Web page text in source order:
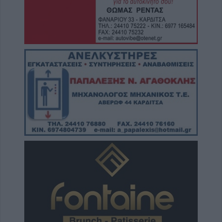
Δημόσιες Σ.Α.Ε.Κ.: 860 τμήματα και 95
ειδικότητες για το 2026-2027
Την Παρασκευή (7/8) η δεύτερη καταβολή
του βοηθήματος του ΛΑΕ-ΟΠΕΚΑ
6 Αυγούστου 2026, 16:31
Νεκρός 75χρονος σε αγροτική περιοχή του
Δομενίκου – Πιθανό παθολογικό αίτιο
6 Αυγούστου 2026, 16:27
Απολογισμός ΕΛ.ΑΣ. Θεσσαλίας: 574
συλλήψεις και δεκάδες εξιχνιάσεις τον Ιούλιο
ΥΠΑΑΤ: 38,1 εκατ. ευρώ για την ενίσχυση
κτηνοτρόφων που επλήγησαν από
ζωονόσους
6 Αυγούστου 2026, 15:26
Προγραμματισμένες διακοπές